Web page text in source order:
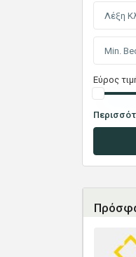
Min.
Εύρος